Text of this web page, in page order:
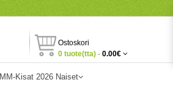
Ostoskori
0 tuote(tta) - 0.00€
MM-Kisat 2026 Naiset